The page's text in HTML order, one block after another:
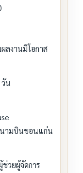
ลงานมีโอกาส
น
นามบินขอนแก่น
วยผู้จัดการ